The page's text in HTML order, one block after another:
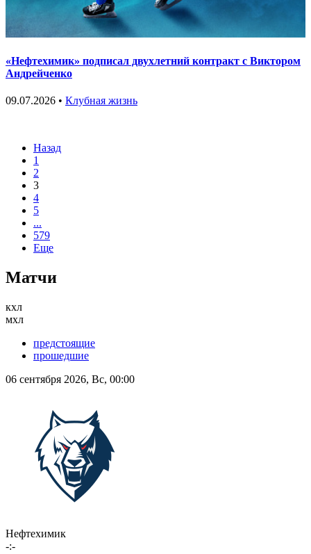
«Нефтехимик» подписал двухлетний контракт с Виктором
Андрейченко
09.07.2026 • Клубная жизнь
Назад
1
2
3
4
5
...
579
Еще
Матчи
кхл
мхл
предстоящие
прошедшие
06 сентября 2026, Вс, 00:00
Нефтехимик
-:-